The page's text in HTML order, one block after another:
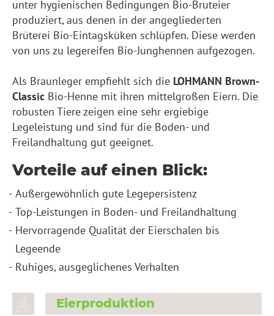
unter hygienischen Bedingungen Bio-Bruteier
produziert, aus denen in der angegliederten
Brüterei Bio-Eintagsküken schlüpfen. Diese werden
von uns zu legereifen Bio-Junghennen aufgezogen.
Als Braunleger empfiehlt sich die LOHMANN Brown-
Classic Bio-Henne mit ihren mittelgroßen Eiern. Die
robusten Tiere zeigen eine sehr ergiebige
Legeleistung und sind für die Boden- und
Freilandhaltung gut geeignet.
Vorteile auf einen Blick:
Außergewöhnlich gute Legepersistenz
Top-Leistungen in Boden- und Freilandhaltung
Hervorragende Qualität der Eierschalen bis
Legeende
Ruhiges, ausgeglichenes Verhalten
Eierproduktion